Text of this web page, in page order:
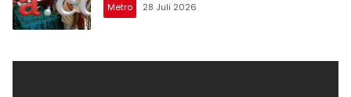
Metro 28 Juli 2026